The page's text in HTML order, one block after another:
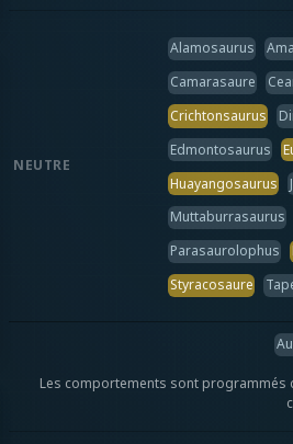
NEUTRE
Alamosaurus
Camarasaure
Crichtonsaurus
Edmontosaurus
Huayangosaurus
Muttaburrasaurus
Parasaurolophus
Styracosaure
Les comportements sont programmés